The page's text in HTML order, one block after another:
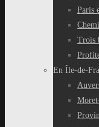
Paris
Trois
En Île-de-